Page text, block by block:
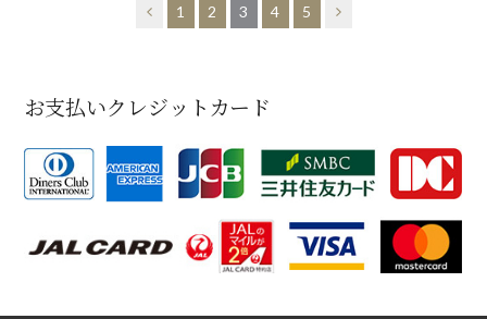
1 2 3 4 5
お支払いクレジットカード